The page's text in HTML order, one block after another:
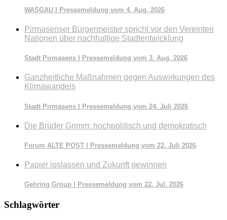
WASGAU | Pressemeldung vom 4. Aug. 2026
Pirmasenser Bürgermeister spricht vor den Vereinten
Nationen über nachhaltige Stadtentwicklung
Stadt Pirmasens | Pressemeldung vom 3. Aug. 2026
Ganzheitliche Maßnahmen gegen Auswirkungen des
Klimawandels
Stadt Pirmasens | Pressemeldung vom 24. Juli 2026
Die Brüder Grimm: hochpolitisch und demokratisch
Forum ALTE POST | Pressemeldung vom 22. Juli 2026
Papier loslassen und Zukunft gewinnen
Gehring Group | Pressemeldung vom 22. Jul. 2026
Schlagwörter